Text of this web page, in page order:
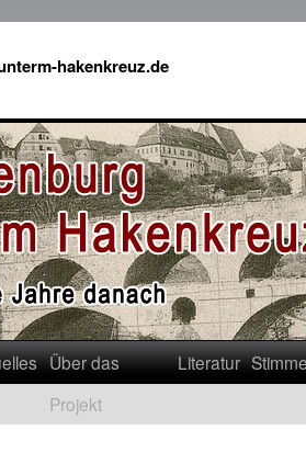
hakenkreuz.de
Über das
Projekt
Literatur